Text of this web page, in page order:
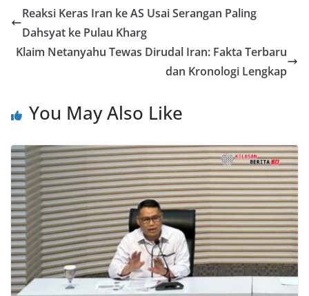
Reaksi Keras Iran ke AS Usai Serangan Paling
Dahsyat ke Pulau Kharg
Klaim Netanyahu Tewas Dirudal Iran: Fakta Terbaru
dan Kronologi Lengkap
You May Also Like